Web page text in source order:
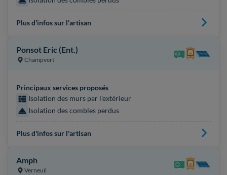
Plus d'infos sur l'artisan
Ponsot Eric (Ent.)
Champvert
Principaux services proposés
Isolation des murs par l'extérieur
Isolation des combles perdus
Plus d'infos sur l'artisan
Amph
Verneuil